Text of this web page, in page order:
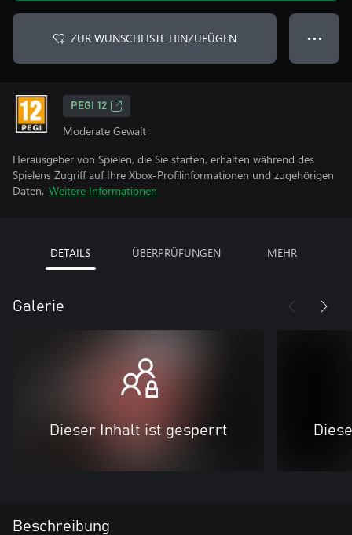
ZUR WUNSCHLISTE HINZUFÜGEN ● ● ●
PEGI 12
Moderate Gewalt
Herausgeber von Spielen, die Sie starten, erhalten während des
Spielens Zugriff auf Ihre Xbox-Profilinformationen und zugehörigen
Daten. Weitere Informationen
DETAILS ÜBERPRÜFUNGEN MEHR
Galerie
Dieser Inhalt ist gesperrt
Beschreibung